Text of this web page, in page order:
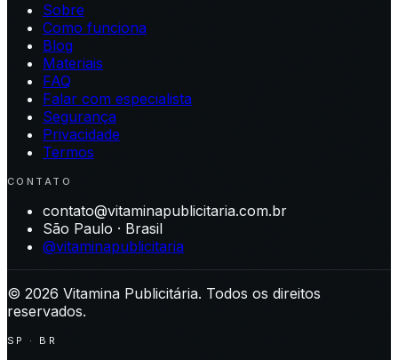
Sobre
Como funciona
Blog
Materiais
FAQ
Falar com especialista
Segurança
Privacidade
Termos
CONTATO
contato@vitaminapublicitaria.com.br
São Paulo · Brasil
@vitaminapublicitaria
© 2026 Vitamina Publicitária. Todos os direitos
reservados.
SP · BR